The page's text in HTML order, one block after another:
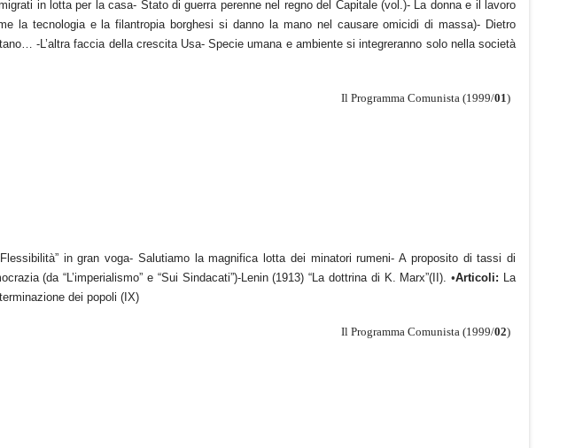
in lotta per la casa- Stato di guerra perenne nel regno del Capitale (vol.)- La donna e il lavoro
la tecnologia e la filantropia borghesi si danno la mano nel causare omicidi di massa)- Dietro
-L’altra faccia della crescita Usa- Specie umana e ambiente si integreranno solo nella società
Il Programma Comunista (1999/01)
Flessibilità” in gran voga- Salutiamo la magnifica lotta dei minatori rumeni- A proposito di tassi di
(da “L’imperialismo” e “Sui Sindacati”)-Lenin (1913) “La dottrina di K. Marx”(II).•Articoli: La
dei popoli (IX)
Il Programma Comunista (1999/02)